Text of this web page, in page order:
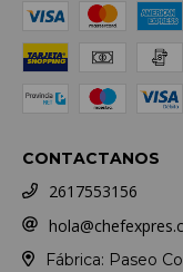
CONTACTANOS
2617553156
Fábrica: Paseo